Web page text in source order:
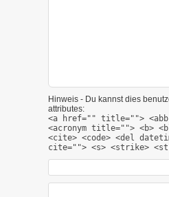
Hinweis - Du kannst dies
attributes:
<a href="" title="">
<acronym title=""> <b>
<cite> <code> <del
cite=""> <s> <strike>